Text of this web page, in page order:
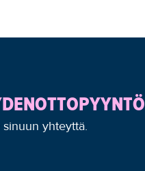
yhteyttä.